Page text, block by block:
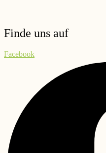
Finde uns auf
Facebook